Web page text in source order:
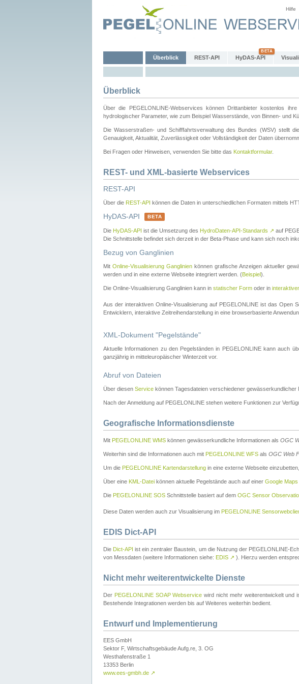
Hilfe
Überblick REST-API HyDAS-API
Überblick
Über die PEGELONLINE-Webservices können Drittanbieter kostenlos
hydrologischer Parameter, wie zum Beispiel Wasserstände, von Binnen- und
Die Wasserstraßen- und Schifffahrtsverwaltung des Bundes (WSV) stellt
Genauigkeit, Aktualität, Zuverlässigkeit oder Vollständigkeit der Daten
Bei Fragen oder Hinweisen, verwenden Sie bitte das Kontaktformular.
REST- und XML-basierte Webservices
REST-API
Über die REST-API können die Daten in unterschiedlichen Formaten mittels
HyDAS-API BETA
Die HyDAS-API ist die Umsetzung des HydroDaten-API-Standards ↗ auf
Die Schnittstelle befindet sich derzeit in der Beta-Phase und kann sich noch
Bezug von Ganglinien
MitOnline-Visualisierung Ganglinien können grafische Anzeigen aktueller
werden und in eine externe Webseite integriert werden. (Beispiel).
Die Online-Visualisierung Ganglinien kann in statischer Form oder in
Aus der interaktiven Online-Visualisierung auf PEGELONLINE ist das Open
Entwicklern, interaktive Zeitreihendarstellung in eine browserbasierte
XML-Dokument "Pegelstände"
Aktuelle Informationen zu den Pegelständen in PEGELONLINE kann auch
ganzjährig in mitteleuropäischer Winterzeit vor.
Abruf von Dateien
Über diesen Service können Tagesdateien verschiedener gewässerkundlicher
Nach der Anmeldung auf PEGELONLINE stehen weitere Funktionen zur
Geografische Informationsdienste
Mit PEGELONLINE WMS können gewässerkundliche Informationen als OGC
Weiterhin sind die Informationen auch mit PEGELONLINE WFS als OGC Web
Um die PEGELONLINE Kartendarstellung in eine externe Webseite
Über eine KML-Datei können aktuelle Pegelstände auch auf einer Google
Die PEGELONLINE SOS Schnittstelle basiert auf dem OGC Sensor
Diese Daten werden auch zur Visualisierung im PEGELONLINE
EDIS Dict-API
Die Dict-API ist ein zentraler Baustein, um die Nutzung der PEGELONLINE-
von Messdaten (weitere Informationen siehe: EDIS ↗ ). Hierzu werden
Nicht mehr weiterentwickelte Dienste
Der PEGELONLINE SOAP Webservice wird nicht mehr weiterentwickelt und
Bestehende Integrationen werden bis auf Weiteres weiterhin bedient.
Entwurf und Implementierung
EES GmbH
Sektor F, Wirtschaftsgebäude Aufg.re, 3. OG
Westhafenstraße 1
13353 Berlin
www.ees-gmbh.de ↗